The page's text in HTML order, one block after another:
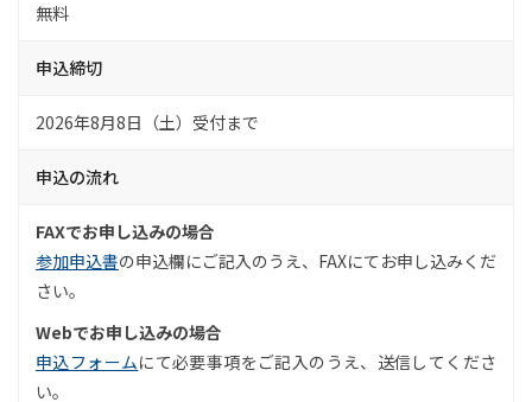
無料
申込締切
2026年8月8日（土）受付まで
申込の流れ
FAXでお申し込みの場合
参加申込書の申込欄にご記入のうえ、FAXにてお申し込みくだ
さい。
Webでお申し込みの場合
申込フォームにて必要事項をご記入のうえ、送信してくださ
い。